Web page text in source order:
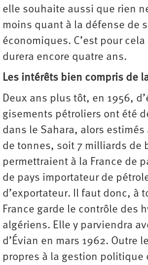
elle souhaite aussi que rien
moins quant à la défense de
économiques. C’est pour
durera encore quatre ans.
Les intérêts bien compris de
Deux ans plus tôt, en 1956,
gisements pétroliers ont été
dans le Sahara, alors
de tonnes, soit 7 milliards de
permettraient à la France de
de pays importateur de
d’exportateur. Il faut donc, à
France garde le contrôle des
algériens. Elle y parviendra
d’Évian en mars 1962. Outre
propres à la gestion politique